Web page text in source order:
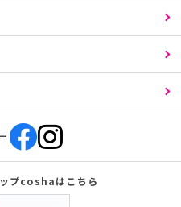
プcoshaはこちら